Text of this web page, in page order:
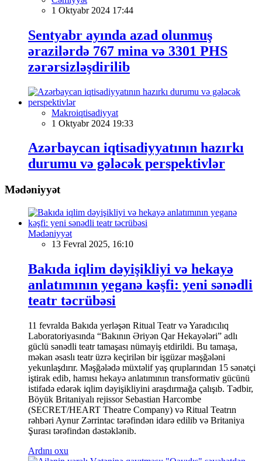
1 Oktyabr 2024 17:44
Sentyabr ayında azad olunmuş
ərazilərdə 767 mina və 3301 PHS
zərərsizləşdirilib
Makroiqtisadiyyat
1 Oktyabr 2024 19:33
Azərbaycan iqtisadiyyatının hazırkı
durumu və gələcək perspektivlər
Mədəniyyət
Mədəniyyət
13 Fevral 2025, 16:10
Bakıda iqlim dəyişikliyi və hekayə
anlatımının yeganə kəşfi: yeni sənədli
teatr təcrübəsi
11 fevralda Bakıda yerləşən Ritual Teatr və Yaradıcılıq
Laboratoriyasında “Bakının Əriyən Qar Hekayələri” adlı
güclü sənədli teatr tamaşası nümayiş etdirildi. Bu tamaşa,
məkan əsaslı teatr üzrə keçirilən bir işgüzar məşğələni
yekunlaşdırır. Məşğələdə müxtəlif yaş qruplarından 15 sənətçi
iştirak edib, hamısı hekayə anlatımının transformativ gücünü
istifadə edərək iqlim dəyişikliyini araşdırmağa çalışıb. Tədbir,
Böyük Britaniyalı rejissor Sebastian Harcombe
(SECRET/HEART Theatre Company) və Ritual Teatrın
rəhbəri Aynur Zərrintac tərəfindən idarə edilib və Britaniya
Şurası tərəfindən dəstəklənib.
Ardını oxu